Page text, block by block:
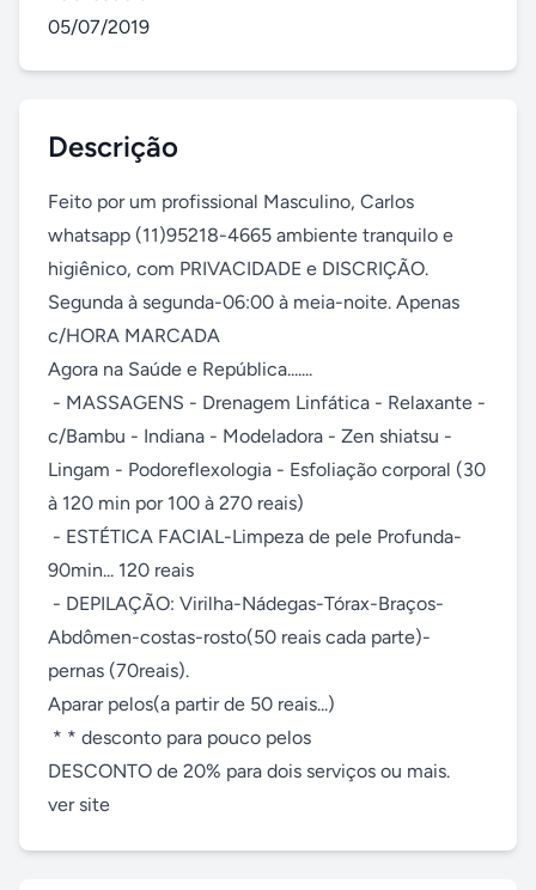
05/07/2019
Descrição
Feito por um profissional Masculino, Carlos
whatsapp (11)95218-4665 ambiente tranquilo e
higiênico, com PRIVACIDADE e DISCRIÇÃO.
Segunda à segunda-06:00 à meia-noite. Apenas
c/HORA MARCADA
Agora na Saúde e República.......
c/Bambu - Indiana - Modeladora - Zen shiatsu -
Lingam - Podoreflexologia - Esfoliação corporal (30
à 120 min por 100 à 270 reais)
90min... 120 reais
Abdômen-costas-rosto(50 reais cada parte)-
pernas (70reais).
Aparar pelos(a partir de 50 reais...)
DESCONTO de 20% para dois serviços ou mais.
ver site